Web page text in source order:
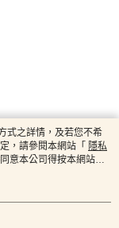
式之詳情，及若您不希
，請參閱本網站「 隱私
意本公司得按本網站使